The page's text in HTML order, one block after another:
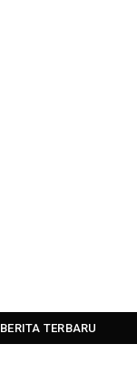
BERITA TERBARU